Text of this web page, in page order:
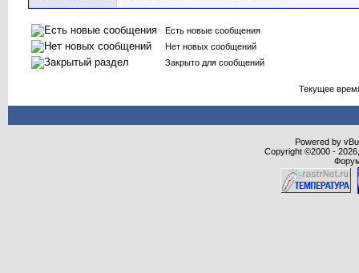
Есть новые сообщения
Нет новых сообщений
Закрыто для сообщений
Текущее
Powered by
Copyright ©2000 -